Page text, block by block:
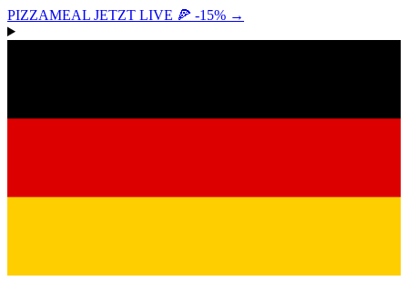
PIZZAMEAL JETZT LIVE 🍕 -15% →